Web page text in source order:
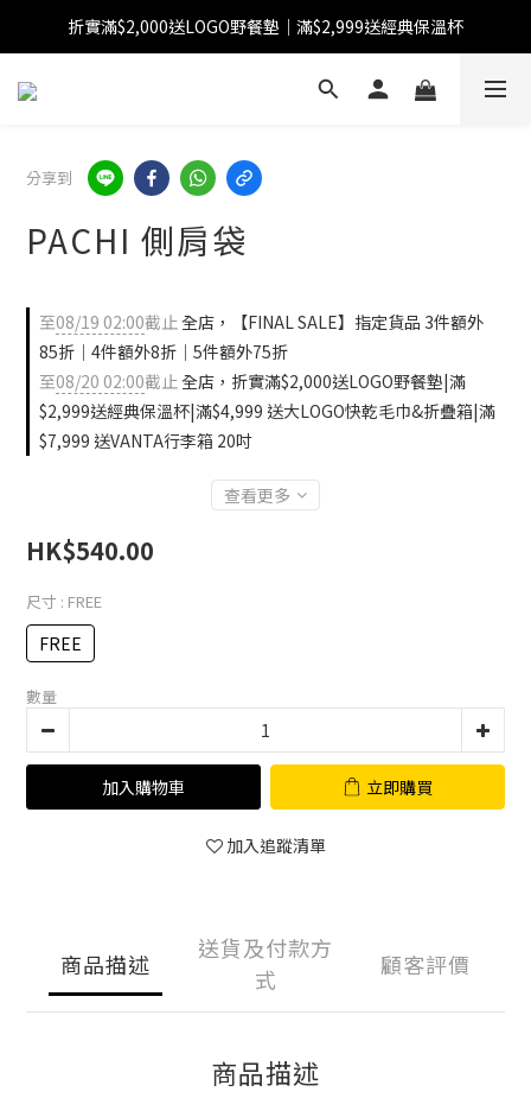
【FINAL SALE】指定商品低至38折
折實滿$2,000送LOGO野餐墊｜滿$2,999送經典保溫杯
【FINAL SALE】全單免運費
分享到
PACHI 側肩袋
至08/19 02:00截止全店，【FINAL SALE】指定貨品 3件額外
85折｜4件額外8折｜5件額外75折
至08/20 02:00截止全店，折實滿$2,000送LOGO野餐墊|滿
$2,999送經典保溫杯|滿$4,999 送大LOGO快乾毛巾&折疊箱|滿
$7,999 送VANTA行李箱 20吋
查看更多
HK$540.00
尺寸 : FREE
FREE
數量
加入購物車 立即購買
加入追蹤清單
商品描述
送貨及付款方
式
顧客評價
商品描述